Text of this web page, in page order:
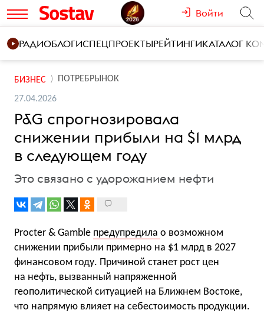
Войти
РАДИОБЛОГИСПЕЦПРОЕКТЫРЕЙТИНГИКАТАЛОГ
БИЗНЕС ПОТРЕБРЫНОК
27.04.2026
P&G спрогнозировала
снижении прибыли на $1 млрд
в следующем году
Это связано с удорожанием нефти
Procter & Gamble предупредила о возможном
снижении прибыли примерно на $1 млрд в 2027
финансовом году. Причиной станет рост цен
на нефть, вызванный напряженной
геополитической ситуацией на Ближнем Востоке,
что напрямую влияет на себестоимость продукции.